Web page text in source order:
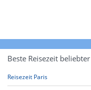
Beste Reisezeit
Reisezeit Paris